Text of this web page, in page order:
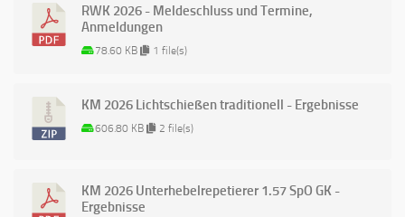
RWK 2026 - Meldeschluss und Termine,
Anmeldungen
78.60 KB 1 file(s)
KM 2026 Lichtschießen traditionell - Ergebnisse
606.80 KB 2 file(s)
KM 2026 Unterhebelrepetierer 1.57 SpO GK -
Ergebnisse